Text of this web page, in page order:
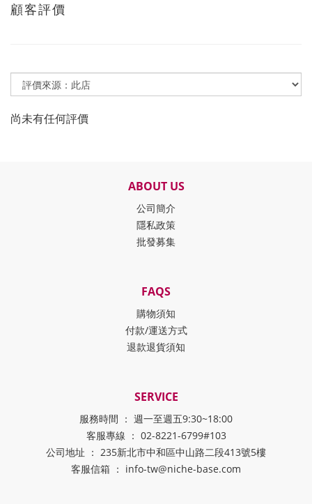
顧客評價
尚未有任何評價
ABOUT US
公司簡介
隱私政策
批發募集
FAQS
購物須知
付款/運送方式
退款退貨須知
SERVICE
服務時間 ： 週一至週五9:30~18:00
客服專線 ： 02-8221-6799#103
公司地址 ： 235新北市中和區中山路二段413號5樓
客服信箱 ： info-tw@niche-base.com